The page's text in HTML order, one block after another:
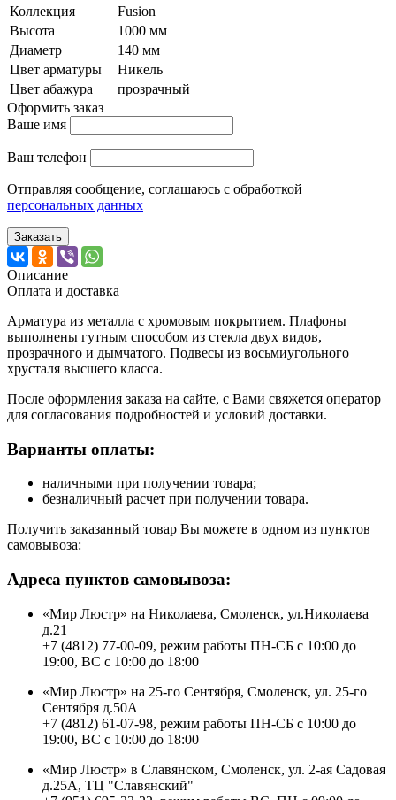
Коллекция
Fusion
Высота
1000 мм
Диаметр
140 мм
Цвет арматуры
Никель
Цвет абажура
прозрачный
Оформить заказ
Ваше имя
Ваш телефон
Отправляя сообщение, соглашаюсь с обработкой
персональных данных
Заказать
Описание
Оплата и доставка
Арматура из металла с хромовым покрытием. Плафоны
выполнены гутным способом из стекла двух видов,
прозрачного и дымчатого. Подвесы из восьмиугольного
хрусталя высшего класса.
После оформления заказа на сайте, с Вами свяжется оператор
для согласования подробностей и условий доставки.
Варианты оплаты:
наличными при получении товара;
безналичный расчет при получении товара.
Получить заказанный товар Вы можете в одном из пунктов
самовывоза:
Адреса пунктов самовывоза:
«Мир Люстр» на Николаева, Смоленск, ул.Николаева
д.21
+7 (4812) 77-00-09, режим работы ПН-СБ с 10:00 до
19:00, ВС с 10:00 до 18:00
«Мир Люстр» на 25-го Сентября, Смоленск, ул. 25-го
Сентября д.50А
+7 (4812) 61-07-98, режим работы ПН-СБ с 10:00 до
19:00, ВС с 10:00 до 18:00
«Мир Люстр» в Славянском, Смоленск, ул. 2-ая Садовая
д.25А, ТЦ "Славянский"